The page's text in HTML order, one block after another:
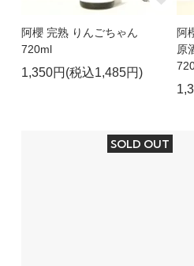
阿櫻 完熟 りんごちゃん
720ml
1,350円(税込1,485円)
阿
原
SOLD OUT